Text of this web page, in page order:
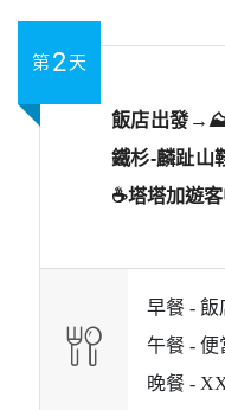
第 2天
飯店出發→⛰️
鐵杉-麟趾山
☕塔塔加遊
早餐 - 飯
午餐 - 便
晚餐 -